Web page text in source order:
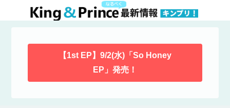
【1st EP】9/2(水)「So Honey
EP」発売！